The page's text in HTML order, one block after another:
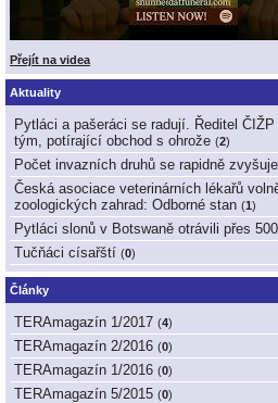
Přejít na videa
Aktuality
Pytláci a pašeráci se radují. Ředitel
tým, potírající obchod s ohrože (2)
Počet invazních druhů se rapidně
Česká asociace veterinárních lékařů
zoologických zahrad: Odborné stan (1)
Pytláci slonů v Botswaně otrávili přes
Tučňáci císařští (0)
Články
TERAmagazín 1/2017 (4)
TERAmagazín 2/2016 (0)
TERAmagazín 1/2016 (0)
TERAmagazín 5/2015 (0)